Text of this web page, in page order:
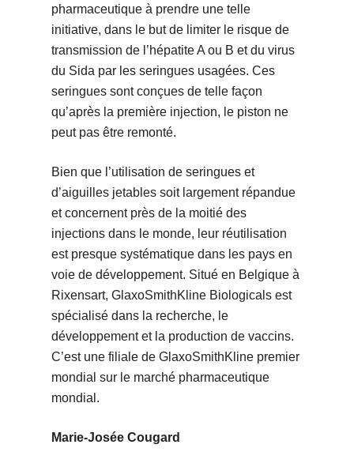
pharmaceutique à prendre une telle
initiative, dans le but de limiter le risque de
transmission de l’hépatite A ou B et du virus
du Sida par les seringues usagées. Ces
seringues sont conçues de telle façon
qu’après la première injection, le piston ne
peut pas être remonté.
Bien que l’utilisation de seringues et
d’aiguilles jetables soit largement répandue
et concernent près de la moitié des
injections dans le monde, leur réutilisation
est presque systématique dans les pays en
voie de développement. Situé en Belgique à
Rixensart, GlaxoSmithKline Biologicals est
spécialisé dans la recherche, le
développement et la production de vaccins.
C’est une filiale de GlaxoSmithKline premier
mondial sur le marché pharmaceutique
mondial.
Marie-Josée Cougard